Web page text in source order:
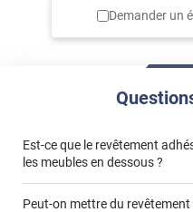
Demander un
Est-ce que le revêtement
les meubles en dessous ?
Peut-on mettre du